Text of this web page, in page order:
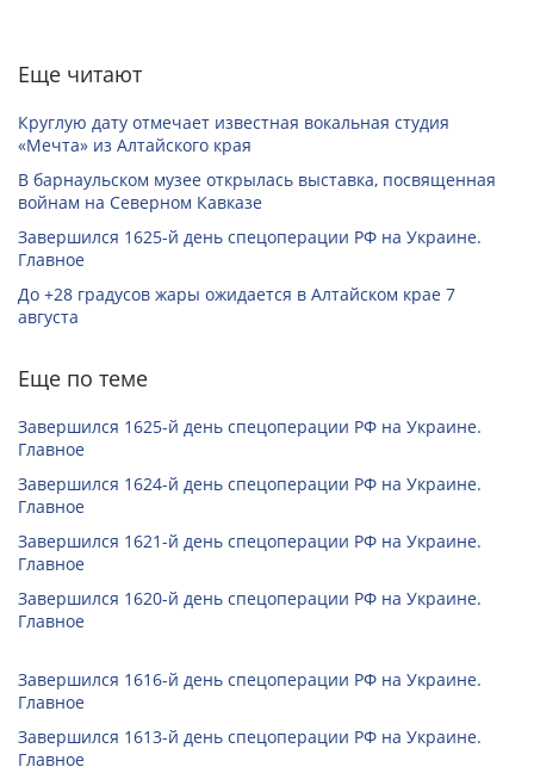
Еще читают
Круглую дату отмечает известная вокальная студия
«Мечта» из Алтайского края
В барнаульском музее открылась выставка, посвященная
войнам на Северном Кавказе
Завершился 1625-й день спецоперации РФ на Украине.
Главное
До +28 градусов жары ожидается в Алтайском крае 7
августа
Еще по теме
Завершился 1625-й день спецоперации РФ на Украине.
Главное
Завершился 1624-й день спецоперации РФ на Украине.
Главное
Завершился 1621-й день спецоперации РФ на Украине.
Главное
Завершился 1620-й день спецоперации РФ на Украине.
Главное
Завершился 1616-й день спецоперации РФ на Украине.
Главное
Завершился 1613-й день спецоперации РФ на Украине.
Главное